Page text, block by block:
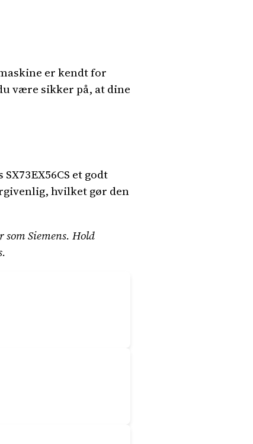
er kendt for
være sikker på, at dine
et godt
hvilket gør den
Siemens. Hold